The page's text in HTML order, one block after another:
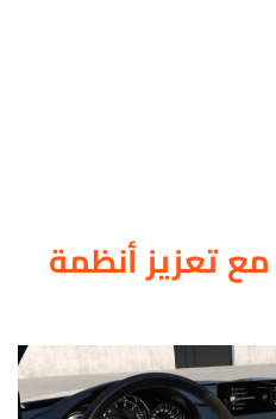
تعزيز أنظمة